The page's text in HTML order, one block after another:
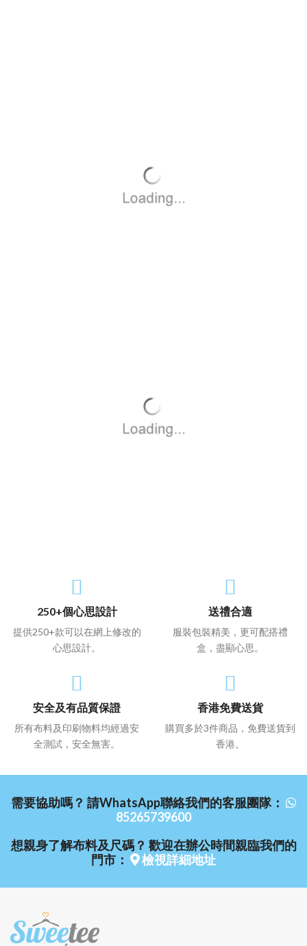
250+個心思設計
提供250+款可以在網上修改的
心思設計。
送禮合適
服裝包裝精美，更可配搭禮
盒，盡顯心思。
安全及有品質保證
所有布料及印刷物料均經過安
全測試，安全無害。
香港免費送貨
購買多於3件商品，免費送貨到
香港。
需要協助嗎？ 請WhatsApp聯絡我們的客服團隊：
85265739600
想親身了解布料及尺碼？ 歡迎在辦公時間親臨我們的
門市：
檢視詳細地址